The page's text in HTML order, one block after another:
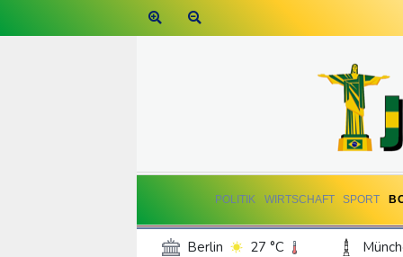
POLITIK WIRTSCHAFT SPORT
Berlin 27 °C